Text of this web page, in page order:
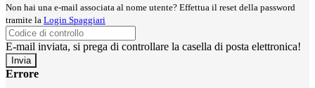
Non hai una e-mail associata al nome utente? Effettua il reset della password
tramite la Login Spaggiari
E-mail inviata, si prega di controllare la casella di posta elettronica!
Errore